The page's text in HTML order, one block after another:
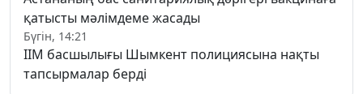
қатысты мәлімдеме жасады
Бүгін, 14:21
ІІМ басшылығы Шымкент полициясына нақты
тапсырмалар берді